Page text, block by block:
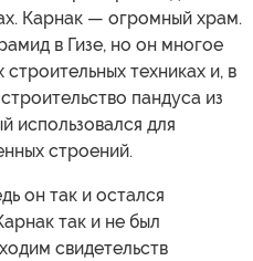
Карнак — огромный храм.
в Гизе, но он многое
техниках и, в
пандуса из
использовался для
строений.
он так и остался
так и не был
свидетельств